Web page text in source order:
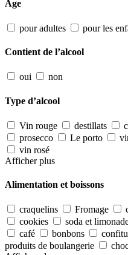
Âge
pour adultes pour les
Contient de l’alcool
oui non
Type d’alcool
Vin rouge destillats
prosecco
Le porto
vin rosé
Afficher plus
Alimentation et boissons
craquelins Fromage
cookies
soda et
café
bonbons
produits de boulangerie